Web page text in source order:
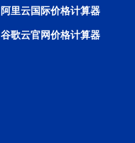
阿里云国际价格计算器
谷歌云官网价格计算器